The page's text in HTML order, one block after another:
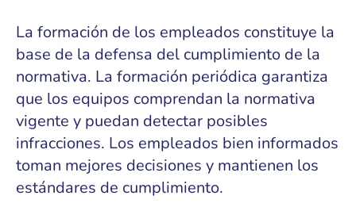
La formación de los empleados constituye la
base de la defensa del cumplimiento de la
normativa. La formación periódica garantiza
que los equipos comprendan la normativa
vigente y puedan detectar posibles
infracciones. Los empleados bien informados
toman mejores decisiones y mantienen los
estándares de cumplimiento.